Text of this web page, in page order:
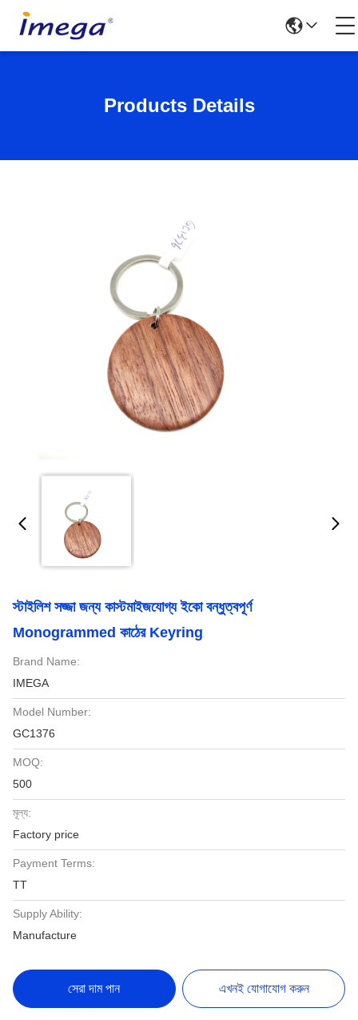
Products Details
স্টাইলিশ সজ্জা জন্য কাস্টমাইজযোগ্য ইকো বন্ধুত্বপূর্ণ
Monogrammed কাঠের Keyring
Brand Name:
IMEGA
Model Number:
GC1376
MOQ:
500
মূল্য:
Factory price
Payment Terms:
TT
Supply Ability:
Manufacture
সেরা দাম পান এখনই যোগাযোগ করুন